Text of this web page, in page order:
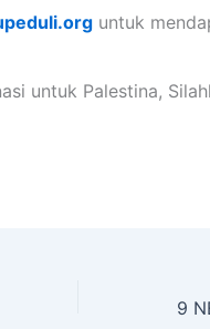
untuk
untuk Palestina,